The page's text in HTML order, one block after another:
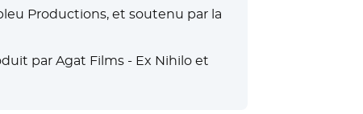
Productions, et soutenu par la
par Agat Films - Ex Nihilo et